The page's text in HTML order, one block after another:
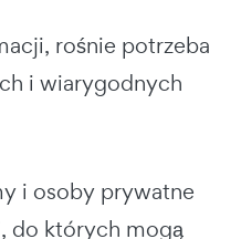
rośnie potrzeba
i wiarygodnych
i osoby prywatne
do których mogą